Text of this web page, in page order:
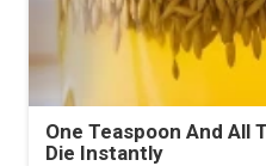
One Teaspoon And All
Die Instantly